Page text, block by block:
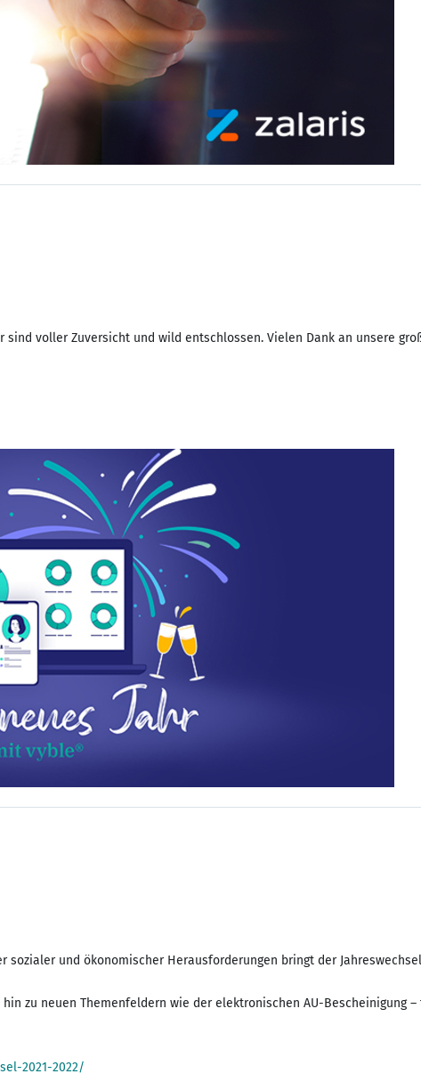
sind voller Zuversicht und wild entschlossen. Vielen Dank an unsere
und ökonomischer Herausforderungen bringt der
zu neuen Themenfeldern wie der elektronischen AU-
2021-2022/